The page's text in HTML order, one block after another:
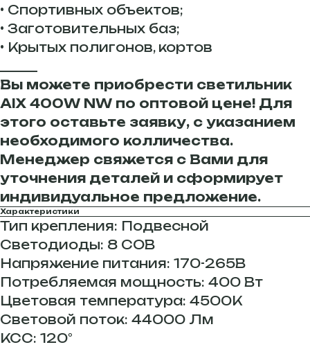
• Спортивных объектов;
• Заготовительных баз;
• Крытых полигонов, кортов
Вы можете приобрести светильник
AIX 400W NW по оптовой цене! Для
этого оставьте заявку, с указанием
необходимого колличества.
Менеджер свяжется с Вами для
уточнения деталей и сформирует
индивидуальное предложение.
Характеристики
Тип крепления: Подвесной
Светодиоды: 8 COB
Напряжение питания: 170-265В
Потребляемая мощность: 400 Вт
Цветовая температура: 4500К
Световой поток: 44000 Лм
КСС: 120°